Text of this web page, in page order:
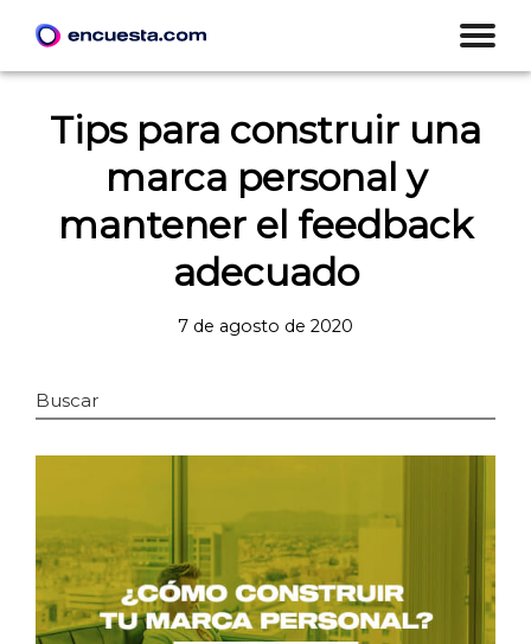
Tips para construir una
marca personal y
mantener el feedback
adecuado
7 de agosto de 2020
Buscar